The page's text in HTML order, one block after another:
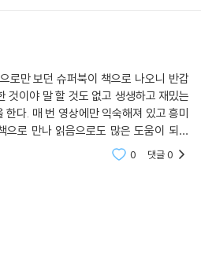
로만 보던 슈퍼북이 책으로 나오니 반갑
것이야 말 할 것도 없고 생생하고 재밌는
다. 매 번 영상에만 익숙해져 있고 흥미
으로 만나 읽음으로도 많은 도움이 되길
0 댓글0